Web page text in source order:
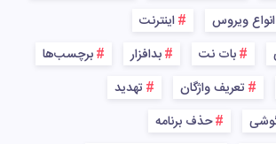
انواع ویروس
اینترنت
بات نت بدافزار
برچسب‌ها
تعریف واژگان
تهدید
حذف برنامه